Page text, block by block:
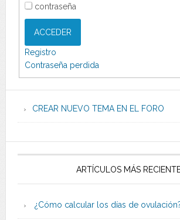
contraseña
ACCEDER
Registro
Contraseña perdida
CREAR NUEVO TEMA EN EL FORO
ARTÍCULOS MÁS
¿Cómo calcular los días de